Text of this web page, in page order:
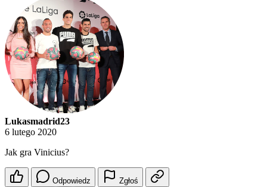
Lukasmadrid23
6 lutego 2020
Jak gra Vinicius?
Odpowiedz Zgłoś